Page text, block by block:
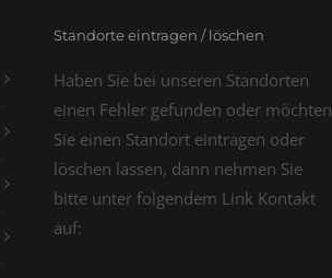
Standorte eintragen / löschen
Haben Sie bei unseren Standorten
einen Fehler gefunden oder möchten
Sie einen Standort eintragen oder
löschen lassen, dann nehmen Sie
bitte unter folgendem Link Kontakt
auf: